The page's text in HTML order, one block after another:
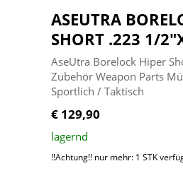
ASEUTRA
SHORT .223 1/
AseUtra Borelock Hiper
Zubehör Weapon Parts
Sportlich / Taktisch
€ 129,90
lagernd
!!Achtung!! nur mehr: 1 STK